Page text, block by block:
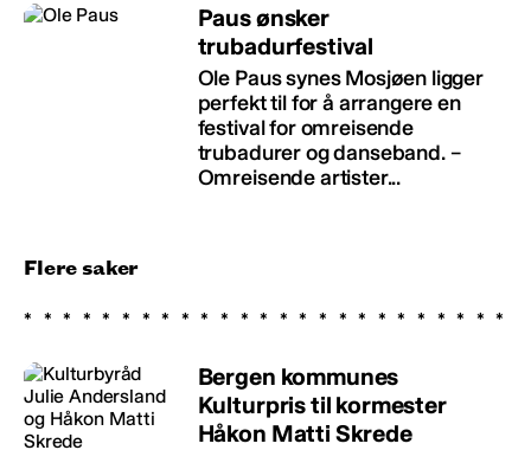
Paus ønsker
trubadurfestival
Ole Paus synes Mosjøen ligger
perfekt til for å arrangere en
festival for omreisende
trubadurer og danseband. –
Omreisende artister...
Flere saker
Bergen kommunes
Kulturpris til kormester
Håkon Matti Skrede